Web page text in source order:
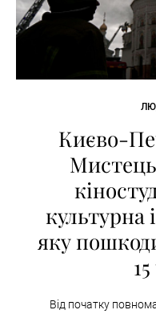
Києво-
культурна
яку
Від початку